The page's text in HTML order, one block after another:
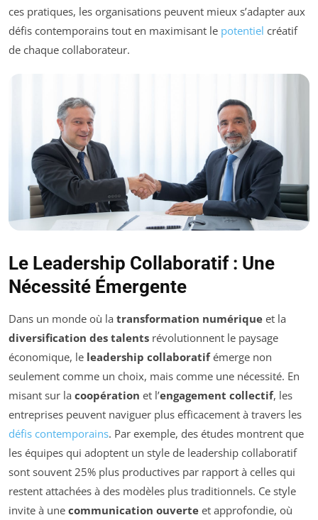
ces pratiques, les organisations peuvent mieux s’adapter aux
défis contemporains tout en maximisant le potentiel créatif
de chaque collaborateur.
Le Leadership Collaboratif : Une
Nécessité Émergente
Dans un monde où la transformation numérique et la
diversification des talents révolutionnent le paysage
économique, le leadership collaboratifémerge non
seulement comme un choix, mais comme une nécessité. En
misant sur la coopération et l’engagement collectif, les
entreprises peuvent naviguer plus efficacement à travers les
défis contemporains. Par exemple, des études montrent que
les équipes qui adoptent un style de leadership collaboratif
sont souvent 25% plus productives par rapport à celles qui
restent attachées à des modèles plus traditionnels. Ce style
invite à une communication ouverte et approfondie, où